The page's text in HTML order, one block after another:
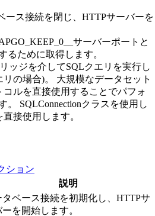
ース接続を閉じ、HTTPサーバーを
サーバーポートと
るために取得します。
ッジを介してSQLクエリを実行し
リの場合)。 大規模なデータセット
ルを直接使用することでパフォ
。 SQLConnectionクラスを使用し
接使用します。
ション
説明
タベース接続を初期化し、HTTPサ
を開始します。